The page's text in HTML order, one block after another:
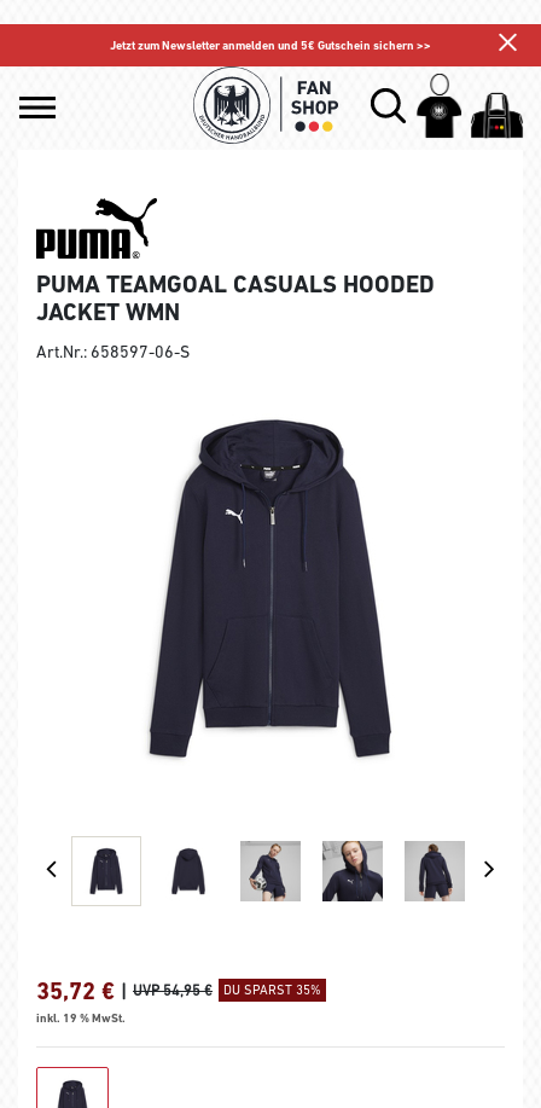
Jetzt zum Newsletter anmelden und 5€ Gutschein sichern >>
PUMA TEAMGOAL CASUALS HOODED
JACKET WMN
Art.Nr.: 658597-06-S
35,72 € | UVP 54,95 € DU SPARST 35%
inkl. 19 % MwSt.